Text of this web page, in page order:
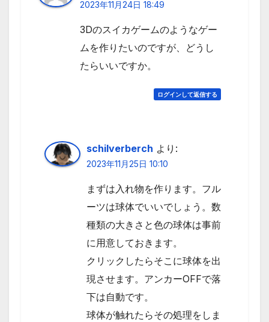
2023年11月24日 18:49
3Dのスイカゲームのようなゲー
ムを作りたいのですが、どうし
たらいいですか。
ログインして返信する
schilverberch より:
2023年11月25日 10:10
まずは入れ物を作ります。フル
ーツは球体でいいでしょう。数
種類の大きさと色の球体は事前
に用意しておきます。
クリックしたらそこに球体を出
現させます。アンカーOFFで落
下は自動です。
球体が触れたらその処理をしま